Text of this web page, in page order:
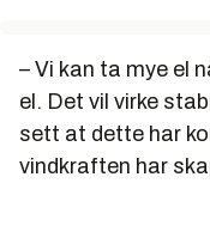
– Vi kan ta mye el
el. Det vil virke
sett at dette har
vindkraften har